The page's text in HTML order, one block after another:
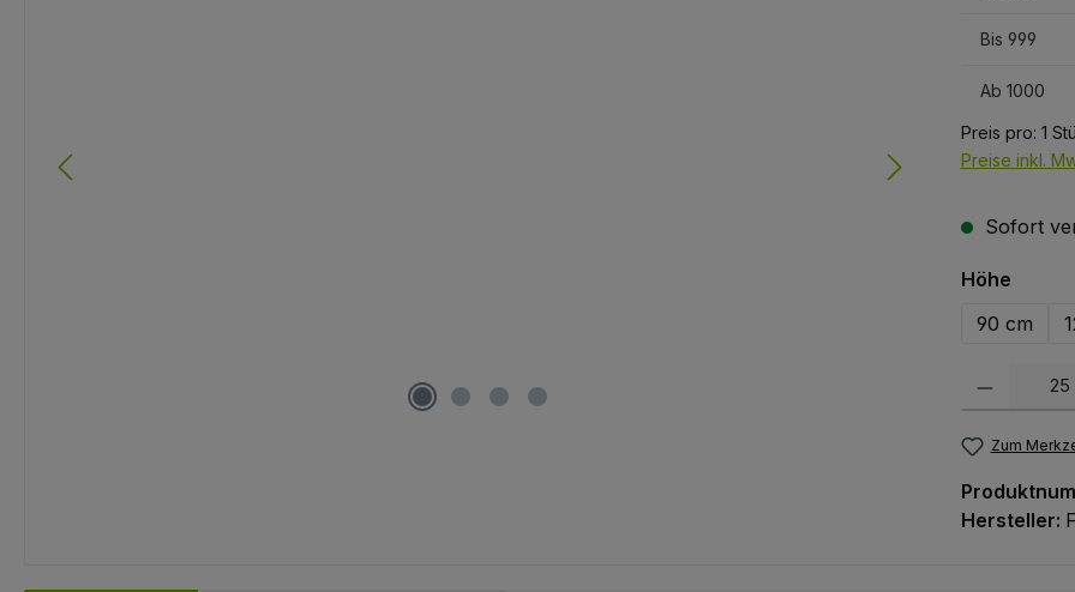
Bis 999
Ab 1000
Preis pro: 1
Preise inkl.
Sofort
Höhe
90 cm
Produkt
Zum
Hersteller: